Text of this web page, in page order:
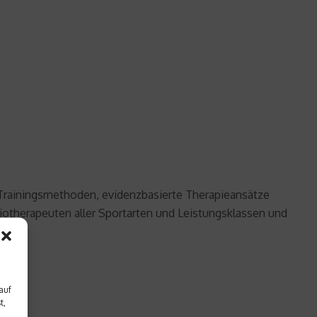
evidenzbasierte Therapieansätze
aller Sportarten und Leistungsklassen und